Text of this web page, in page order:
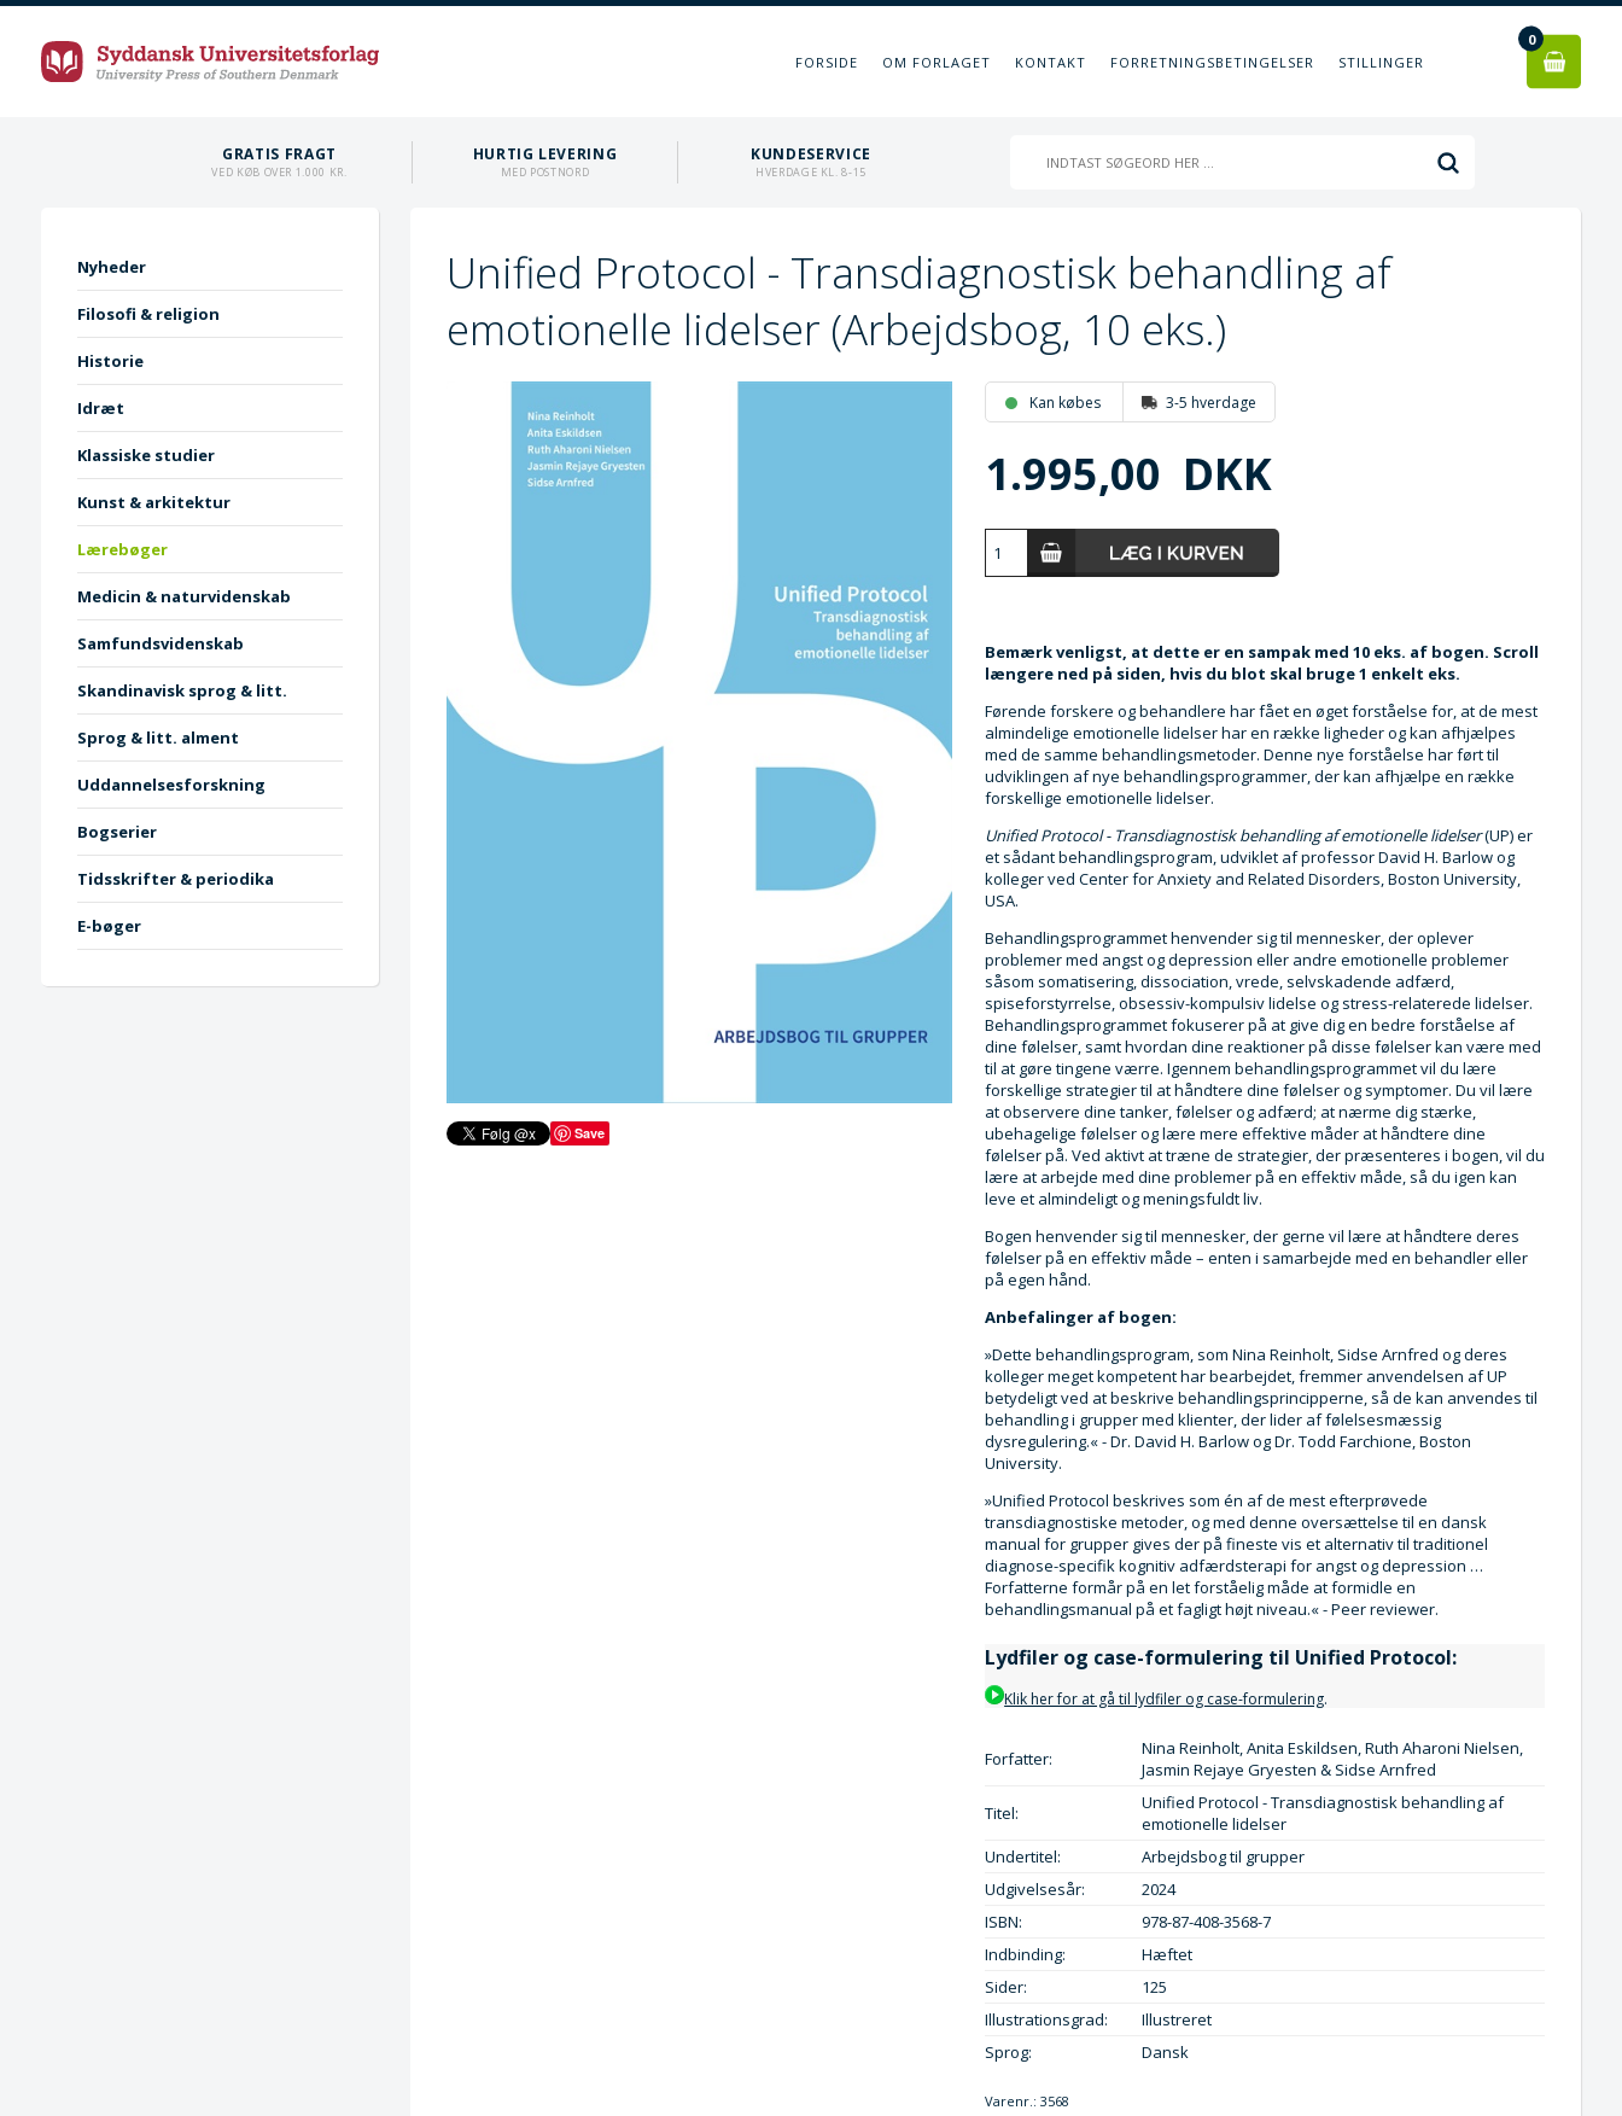
FORSIDE OM FORLAGET KONTAKT FORRETNINGSBETINGELSER STILLINGER
0
GRATIS FRAGT
VED KØB OVER 1.000 KR.
HURTIG LEVERING
MED POSTNORD
KUNDESERVICE
HVERDAGE KL. 8-15
Nyheder
Filosofi & religion
Historie
Idræt
Klassiske studier
Kunst & arkitektur
Lærebøger
Medicin & naturvidenskab
Samfundsvidenskab
Skandinavisk sprog & litt.
Sprog & litt. alment
Uddannelsesforskning
Bogserier
Tidsskrifter & periodika
E-bøger
Unified Protocol - Transdiagnostisk behandling af
emotionelle lidelser (Arbejdsbog, 10 eks.)
Save
Kan købes 3-5 hverdage
1.995,00 DKK
Bemærk venligst, at dette er en sampak med 10 eks. af bogen. Scroll
længere ned på siden, hvis du blot skal bruge 1 enkelt eks.
Førende forskere og behandlere har fået en øget forståelse for, at de mest
almindelige emotionelle lidelser har en række ligheder og kan afhjælpes
med de samme behandlingsmetoder. Denne nye forståelse har ført til
udviklingen af nye behandlingsprogrammer, der kan afhjælpe en række
forskellige emotionelle lidelser.
Unified Protocol - Transdiagnostisk behandling af emotionelle lidelser(UP) er
et sådant behandlingsprogram, udviklet af professor David H. Barlow og
kolleger ved Center for Anxiety and Related Disorders, Boston University,
USA.
Behandlingsprogrammet henvender sig til mennesker, der oplever
problemer med angst og depression eller andre emotionelle problemer
såsom somatisering, dissociation, vrede, selvskadende adfærd,
spiseforstyrrelse, obsessiv-kompulsiv lidelse og stress-relaterede lidelser.
Behandlingsprogrammet fokuserer på at give dig en bedre forståelse af
dine følelser, samt hvordan dine reaktioner på disse følelser kan være med
til at gøre tingene værre. Igennem behandlingsprogrammet vil du lære
forskellige strategier til at håndtere dine følelser og symptomer. Du vil lære
at observere dine tanker, følelser og adfærd; at nærme dig stærke,
ubehagelige følelser og lære mere effektive måder at håndtere dine
følelser på. Ved aktivt at træne de strategier, der præsenteres i bogen, vil du
lære at arbejde med dine problemer på en effektiv måde, så du igen kan
leve et almindeligt og meningsfuldt liv.
Bogen henvender sig til mennesker, der gerne vil lære at håndtere deres
følelser på en effektiv måde – enten i samarbejde med en behandler eller
på egen hånd.
Anbefalinger af bogen:
»Dette behandlingsprogram, som Nina Reinholt, Sidse Arnfred og deres
kolleger meget kompetent har bearbejdet, fremmer anvendelsen af UP
betydeligt ved at beskrive behandlingsprincipperne, så de kan anvendes til
behandling i grupper med klienter, der lider af følelsesmæssig
dysregulering.« - Dr. David H. Barlow og Dr. Todd Farchione, Boston
University.
»Unified Protocol beskrives som én af de mest efterprøvede
transdiagnostiske metoder, og med denne oversættelse til en dansk
manual for grupper gives der på fineste vis et alternativ til traditionel
diagnose-specifik kognitiv adfærdsterapi for angst og depression …
Forfatterne formår på en let forståelig måde at formidle en
behandlingsmanual på et fagligt højt niveau.« - Peer reviewer.
Lydfiler og case-formulering til Unified Protocol:
Klik her for at gå til lydfiler og case-formulering.
Forfatter:
Nina Reinholt, Anita Eskildsen, Ruth Aharoni Nielsen,
Jasmin Rejaye Gryesten & Sidse Arnfred
Titel:
Unified Protocol - Transdiagnostisk behandling af
emotionelle lidelser
Undertitel:
Arbejdsbog til grupper
Udgivelsesår:
2024
ISBN:
978-87-408-3568-7
Indbinding:
Hæftet
Sider:
125
Illustrationsgrad:
Illustreret
Sprog:
Dansk
Varenr.:3568